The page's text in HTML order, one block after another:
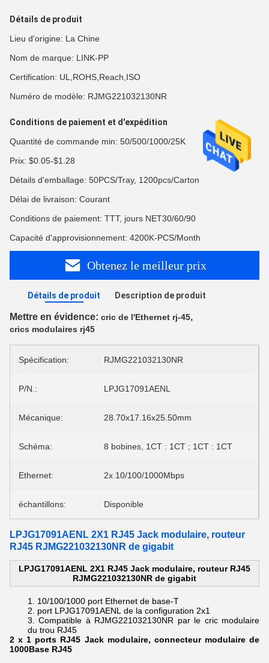
Détails de produit
Lieu d'origine: La Chine
Nom de marque: LINK-PP
Certification: UL,ROHS,Reach,ISO
Numéro de modèle: RJMG221032130NR
Conditions de paiement et d'expédition
Quantité de commande min: 50/500/1000/25K
Prix: $0.05-$1.28
Détails d'emballage: 50PCS/Tray, 1200pcs/Carton
Délai de livraison: Courant
Conditions de paiement: TTT, jours NET30/60/90
Capacité d'approvisionnement: 4200K-PCS/Month
Obtenez le meilleur prix
Détails de produit Description de produit
Mettre en évidence: cric de l'Ethernet rj-45,
crics modulaires rj45
Spécification: RJMG221032130NR
P/N.: LPJG17091AENL
Mécanique: 28.70x17.16x25.50mm
Schéma: 8 bobines, 1CT : 1CT ; 1CT : 1CT
Ethernet: 2x 10/100/1000Mbps
échantillons: Disponible
LPJG17091AENL 2X1 RJ45 Jack modulaire, routeur
RJ45 RJMG221032130NR de gigabit
LPJG17091AENL 2X1 RJ45 Jack modulaire, routeur RJ45
RJMG221032130NR de gigabit
10/100/1000 port Ethernet de base-T
port LPJG17091AENL de la configuration 2x1
Compatible à RJMG221032130NR par le cric modulaire
du trou RJ45
2 x 1 ports RJ45 Jack modulaire, connecteur modulaire de
1000Base RJ45